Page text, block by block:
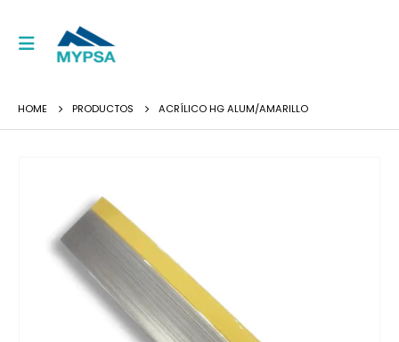
HOME PRODUCTOS ACRÍLICO HG ALUM/AMARILLO